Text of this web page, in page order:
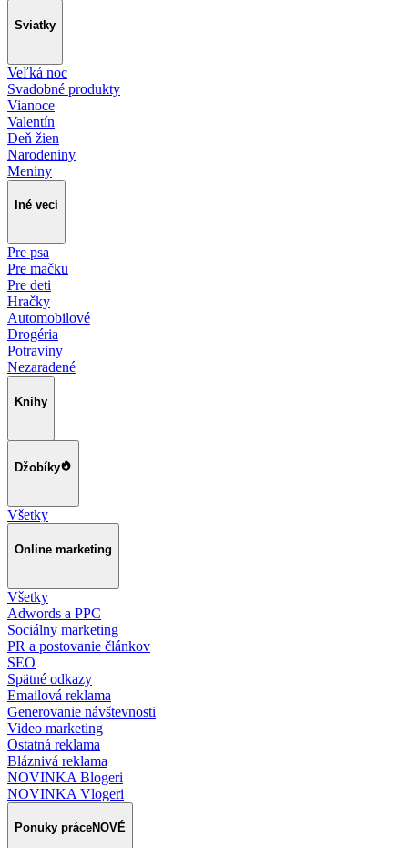
Sviatky
Veľká noc
Svadobné produkty
Vianoce
Valentín
Deň žien
Narodeniny
Meniny
Iné veci
Pre psa
Pre mačku
Pre deti
Hračky
Automobilové
Drogéria
Potraviny
Nezaradené
Knihy
Džobíky
Všetky
Online marketing
Všetky
Adwords a PPC
Sociálny marketing
PR a postovanie článkov
SEO
Spätné odkazy
Emailová reklama
Generovanie návštevnosti
Video marketing
Ostatná reklama
Bláznivá reklama
NOVINKA Blogeri
NOVINKA Vlogeri
Ponuky práceNOVÉ